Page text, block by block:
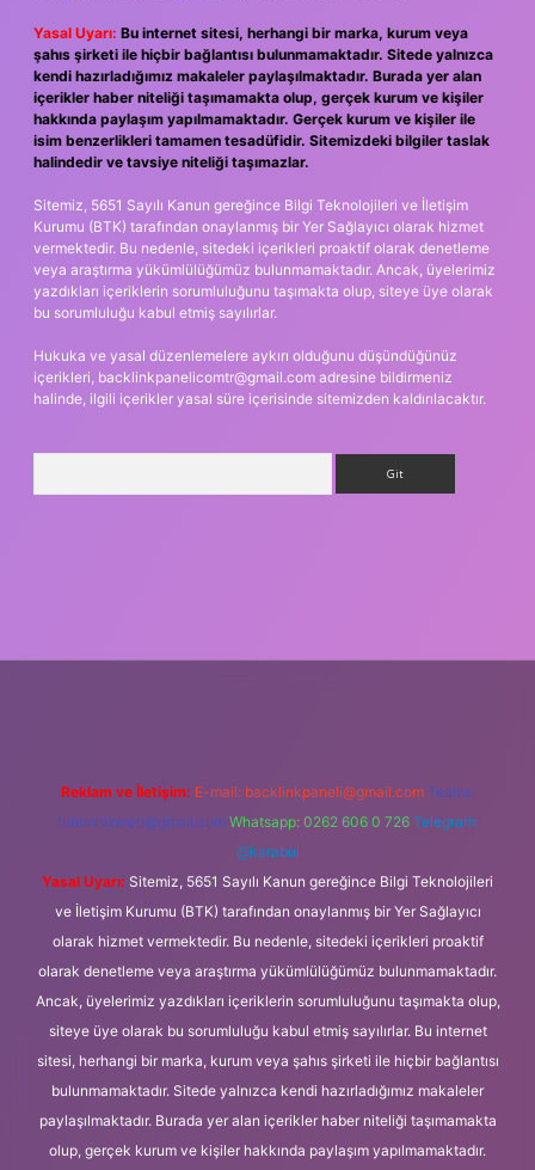
Yasal Uyarı: Bu internet sitesi, herhangi bir marka, kurum veya
şahıs şirketi ile hiçbir bağlantısı bulunmamaktadır. Sitede yalnızca
kendi hazırladığımız makaleler paylaşılmaktadır. Burada yer alan
içerikler haber niteliği taşımamakta olup, gerçek kurum ve kişiler
hakkında paylaşım yapılmamaktadır. Gerçek kurum ve kişiler ile
isim benzerlikleri tamamen tesadüfidir. Sitemizdeki bilgiler taslak
halindedir ve tavsiye niteliği taşımazlar.
Sitemiz, 5651 Sayılı Kanun gereğince Bilgi Teknolojileri ve İletişim
Kurumu (BTK) tarafından onaylanmış bir Yer Sağlayıcı olarak hizmet
vermektedir. Bu nedenle, sitedeki içerikleri proaktif olarak denetleme
veya araştırma yükümlülüğümüz bulunmamaktadır. Ancak, üyelerimiz
yazdıkları içeriklerin sorumluluğunu taşımakta olup, siteye üye olarak
bu sorumluluğu kabul etmiş sayılırlar.
Hukuka ve yasal düzenlemelere aykırı olduğunu düşündüğünüz
içerikleri, backlinkpanelicomtr@gmail.com adresine bildirmeniz
halinde, ilgili içerikler yasal süre içerisinde sitemizden kaldırılacaktır.
Reklam ve İletişim: E-mail: backlinkpaneli@gmail.com Teams:
forumhizmeti@gmail.com Whatsapp: 0262 606 0 726 Telegram:
@karabul
Yasal Uyarı: Sitemiz, 5651 Sayılı Kanun gereğince Bilgi Teknolojileri
ve İletişim Kurumu (BTK) tarafından onaylanmış bir Yer Sağlayıcı
olarak hizmet vermektedir. Bu nedenle, sitedeki içerikleri proaktif
olarak denetleme veya araştırma yükümlülüğümüz bulunmamaktadır.
Ancak, üyelerimiz yazdıkları içeriklerin sorumluluğunu taşımakta olup,
siteye üye olarak bu sorumluluğu kabul etmiş sayılırlar. Bu internet
sitesi, herhangi bir marka, kurum veya şahıs şirketi ile hiçbir bağlantısı
bulunmamaktadır. Sitede yalnızca kendi hazırladığımız makaleler
paylaşılmaktadır. Burada yer alan içerikler haber niteliği taşımamakta
olup, gerçek kurum ve kişiler hakkında paylaşım yapılmamaktadır.